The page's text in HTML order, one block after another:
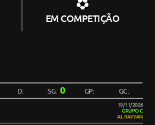
EM COMPETIÇÃO
D: SG: 0 GP: GC:
19/11/2026
GRUPO C
AL RAYYAN